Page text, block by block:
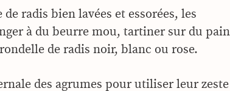
radis bien lavées et essorées, les
à du beurre mou, tartiner sur du pain
de radis noir, blanc ou rose.
des agrumes pour utiliser leur zeste